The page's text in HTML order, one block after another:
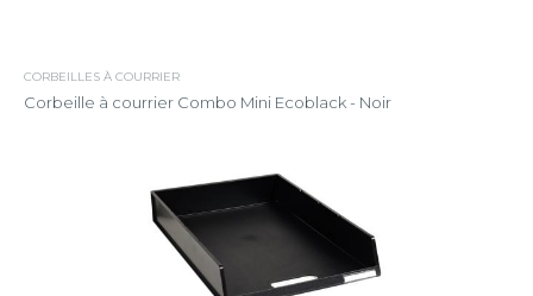
CORBEILLES À COURRIER
Corbeille à courrier Combo Mini Ecoblack - Noir